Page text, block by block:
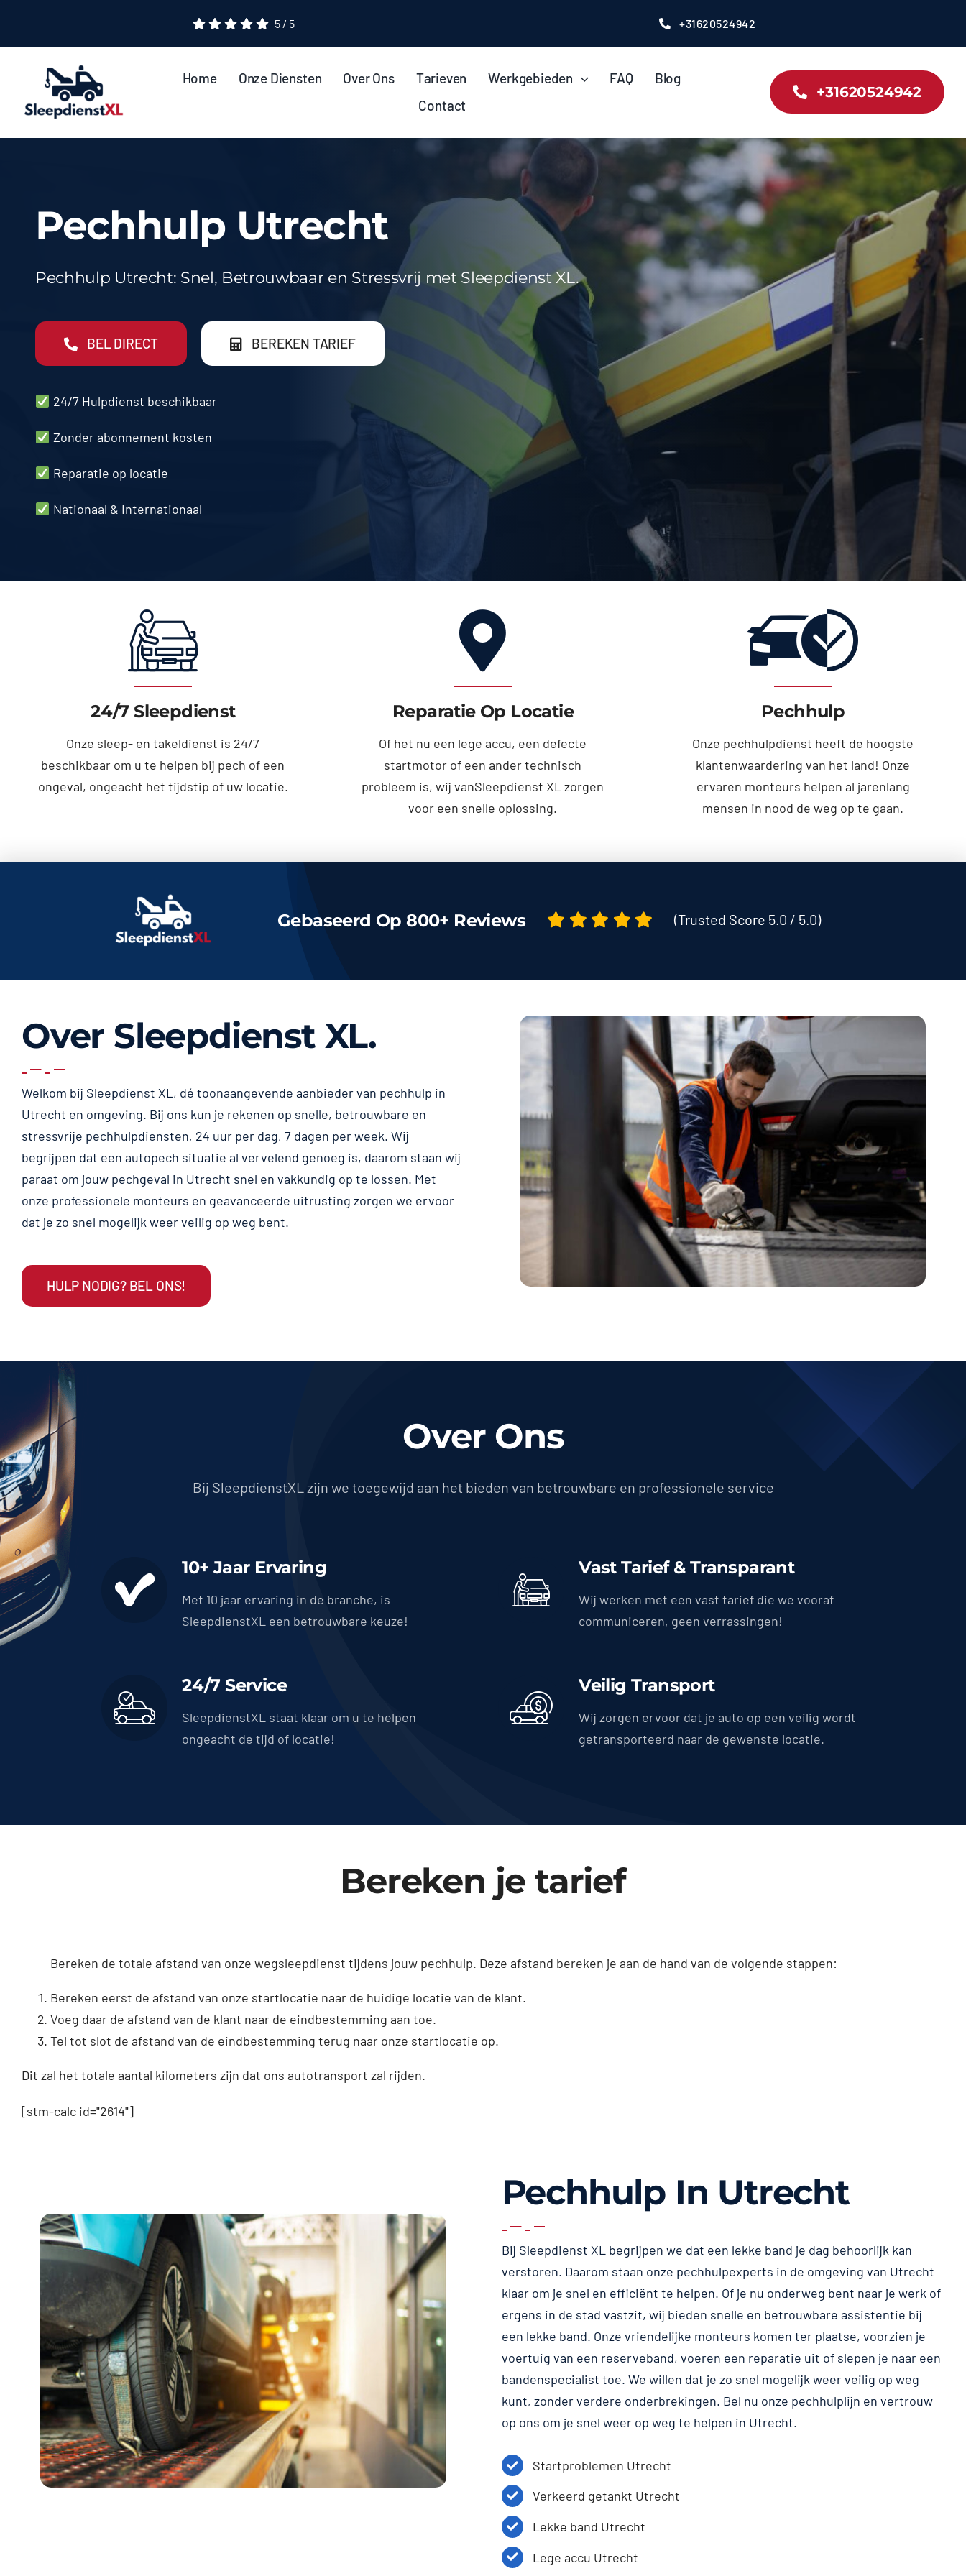
5/ 5 +31620524942
Home Onze Diensten Over Ons Tarieven Werkgebieden FAQ
Blog
Contact
+31620524942
Pechhulp Utrecht
Pechhulp Utrecht: Snel, Betrouwbaar en Stressvrij met Sleepdienst XL.
BEL DIRECT BEREKEN TARIEF
24/7 Hulpdienst beschikbaar
Zonder abonnement kosten
Reparatie op locatie
Nationaal & Internationaal
24/7 Sleepdienst
Onze sleep- en takeldienst is 24/7
beschikbaar om u te helpen bij pech of een
ongeval, ongeacht het tijdstip of uw locatie.
Reparatie Op Locatie
Of het nu een lege accu, een defecte
startmotor of een ander technisch
probleem is, wij vanSleepdienst XL zorgen
voor een snelle oplossing.
Pechhulp
Onze pechhulpdienst heeft de hoogste
klantenwaardering van het land! Onze
ervaren monteurs helpen al jarenlang
mensen in nood de weg op te gaan.
Gebaseerd Op 800+ Reviews (Trusted Score 5.0 / 5.0)
Over Sleepdienst XL.
Welkom bij Sleepdienst XL, dé toonaangevende aanbieder van pechhulp in
Utrecht en omgeving. Bij ons kun je rekenen op snelle, betrouwbare en
stressvrije pechhulpdiensten, 24 uur per dag, 7 dagen per week. Wij
begrijpen dat een autopech situatie al vervelend genoeg is, daarom staan wij
paraat om jouw pechgeval in Utrecht snel en vakkundig op te lossen. Met
onze professionele monteurs en geavanceerde uitrusting zorgen we ervoor
dat je zo snel mogelijk weer veilig op weg bent.
HULP NODIG? BEL ONS!
Over Ons
Bij SleepdienstXL zijn we toegewijd aan het bieden van betrouwbare en professionele service
10+ Jaar Ervaring
Met 10 jaar ervaring in de branche, is
SleepdienstXL een betrouwbare keuze!
24/7 Service
SleepdienstXL staat klaar om u te helpen
ongeacht de tijd of locatie!
Vast Tarief & Transparant
Wij werken met een vast tarief die we vooraf
communiceren, geen verrassingen!
Veilig Transport
Wij zorgen ervoor dat je auto op een veilig wordt
getransporteerd naar de gewenste locatie.
Bereken je tarief
Bereken de totale afstand van onze wegsleepdienst tijdens jouw pechhulp. Deze afstand bereken je aan de hand van de volgende stappen:
Bereken eerst de afstand van onze startlocatie naar de huidige locatie van de klant.
Voeg daar de afstand van de klant naar de eindbestemming aan toe.
Tel tot slot de afstand van de eindbestemming terug naar onze startlocatie op.
Dit zal het totale aantal kilometers zijn dat ons autotransport zal rijden.
[stm-calc id="2614"]
Pechhulp In Utrecht
Bij Sleepdienst XL begrijpen we dat een lekke band je dag behoorlijk kan
verstoren. Daarom staan onze pechhulpexperts in de omgeving van Utrecht
klaar om je snel en efficiënt te helpen. Of je nu onderweg bent naar je werk of
ergens in de stad vastzit, wij bieden snelle en betrouwbare assistentie bij
een lekke band. Onze vriendelijke monteurs komen ter plaatse, voorzien je
voertuig van een reserveband, voeren een reparatie uit of slepen je naar een
bandenspecialist toe. We willen dat je zo snel mogelijk weer veilig op weg
kunt, zonder verdere onderbrekingen. Bel nu onze pechhulplijn en vertrouw
op ons om je snel weer op weg te helpen in Utrecht.
Startproblemen Utrecht
Verkeerd getankt Utrecht
Lekke band Utrecht
Lege accu Utrecht